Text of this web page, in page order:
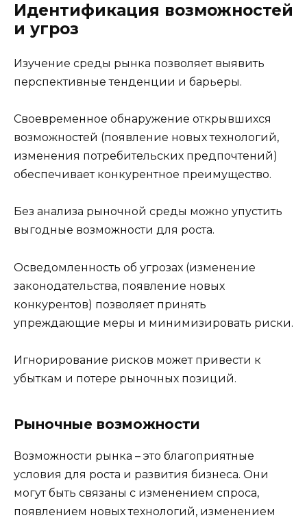
Идентификация возможностей
и угроз
Изучение среды рынка позволяет выявить
перспективные тенденции и барьеры.
Своевременное обнаружение открывшихся
возможностей (появление новых технологий,
изменения потребительских предпочтений)
обеспечивает конкурентное преимущество.
Без анализа рыночной среды можно упустить
выгодные возможности для роста.
Осведомленность об угрозах (изменение
законодательства, появление новых
конкурентов) позволяет принять
упреждающие меры и минимизировать риски.
Игнорирование рисков может привести к
убыткам и потере рыночных позиций.
Рыночные возможности
Возможности рынка – это благоприятные
условия для роста и развития бизнеса. Они
могут быть связаны с изменением спроса,
появлением новых технологий, изменением